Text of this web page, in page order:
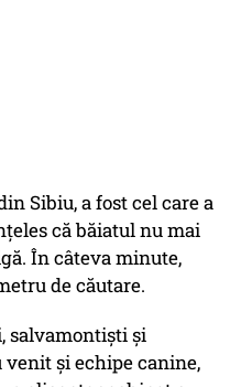
Sibiu, a fost cel care a
că băiatul nu mai
În câteva minute,
de căutare.
salvamontiști și
și echipe canine,